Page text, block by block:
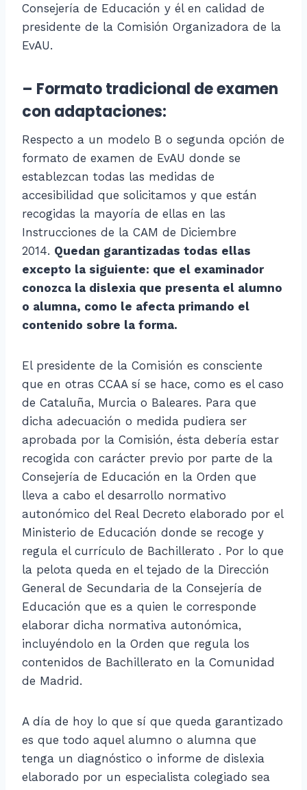
Consejería de Educación y él en calidad de
presidente de la Comisión Organizadora de la
EvAU.
– Formato tradicional de examen
con adaptaciones:
Respecto a un modelo B o segunda opción de
formato de examen de EvAU donde se
establezcan todas las medidas de
accesibilidad que solicitamos y que están
recogidas la mayoría de ellas en las
Instrucciones de la CAM de Diciembre
2014. Quedan garantizadas todas ellas
excepto la siguiente: que el examinador
conozca la dislexia que presenta el alumno
o alumna, como le afecta primando el
contenido sobre la forma.
El presidente de la Comisión es consciente
que en otras CCAA sí se hace, como es el caso
de Cataluña, Murcia o Baleares. Para que
dicha adecuación o medida pudiera ser
aprobada por la Comisión, ésta debería estar
recogida con carácter previo por parte de la
Consejería de Educación en la Orden que
lleva a cabo el desarrollo normativo
autonómico del Real Decreto elaborado por el
Ministerio de Educación donde se recoge y
regula el currículo de Bachillerato . Por lo que
la pelota queda en el tejado de la Dirección
General de Secundaria de la Consejería de
Educación que es a quien le corresponde
elaborar dicha normativa autonómica,
incluyéndolo en la Orden que regula los
contenidos de Bachillerato en la Comunidad
de Madrid.
A día de hoy lo que sí que queda garantizado
es que todo aquel alumno o alumna que
tenga un diagnóstico o informe de dislexia
elaborado por un especialista colegiado sea